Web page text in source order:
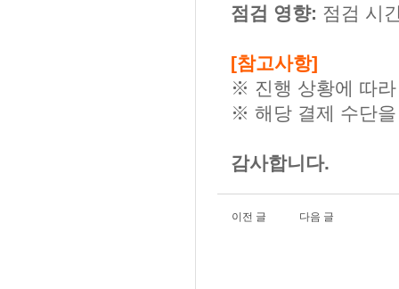
점검 영향: 점검 시
[참고사항]
※ 진행 상황에 따
※ 해당 결제 수단
감사합니다.
이전 글 다음 글